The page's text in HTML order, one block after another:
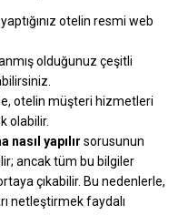
otelin resmi web
olduğunuz çeşitli
otelin müşteri hizmetleri
olabilir.
nasıl yapılır sorusunun
ancak tüm bu bilgiler
çıkabilir. Bu nedenlerle,
netleştirmek faydalı